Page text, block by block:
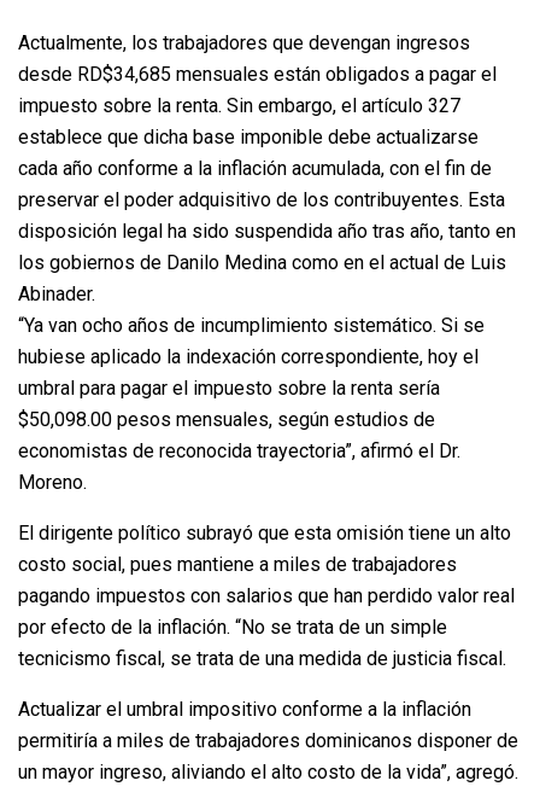
Actualmente, los trabajadores que devengan ingresos
desde RD$34,685 mensuales están obligados a pagar el
impuesto sobre la renta. Sin embargo, el artículo 327
establece que dicha base imponible debe actualizarse
cada año conforme a la inflación acumulada, con el fin de
preservar el poder adquisitivo de los contribuyentes. Esta
disposición legal ha sido suspendida año tras año, tanto en
los gobiernos de Danilo Medina como en el actual de Luis
Abinader.
“Ya van ocho años de incumplimiento sistemático. Si se
hubiese aplicado la indexación correspondiente, hoy el
umbral para pagar el impuesto sobre la renta sería
$50,098.00 pesos mensuales, según estudios de
economistas de reconocida trayectoria”, afirmó el Dr.
Moreno.
El dirigente político subrayó que esta omisión tiene un alto
costo social, pues mantiene a miles de trabajadores
pagando impuestos con salarios que han perdido valor real
por efecto de la inflación. “No se trata de un simple
tecnicismo fiscal, se trata de una medida de justicia fiscal.
Actualizar el umbral impositivo conforme a la inflación
permitiría a miles de trabajadores dominicanos disponer de
un mayor ingreso, aliviando el alto costo de la vida”, agregó.